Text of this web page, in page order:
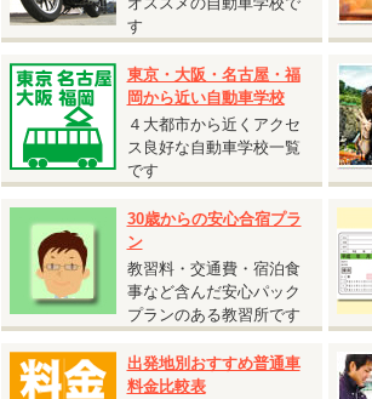
『自炊シングルおすすめ入校日』
『自炊シングルおすすめ入校日』
●入校日：9月22日～12月14日の期間内の入校日
■自炊シングル
AT車250,000円（税込275,000円）
MT車290,000円（税込319,000円）
※自動二輪免許所持も同料金となります。
◆仮免許申請交付料金は別途必要です。
2026.05.08
『25歳以下限定 校内宿舎入校日限定キャン
◆香川県 かがわ自動車学校◆
『25歳以下限定 校内宿舎入校日限定キャンペーン
す
東京・大阪・名古屋・福
岡から近い自動車学校
４大都市から近くアクセ
ス良好な自動車学校一覧
です
30歳からの安心合宿プラ
ン
教習料・交通費・宿泊食
事など含んだ安心パック
プランのある教習所です
出発地別おすすめ普通車
料金比較表